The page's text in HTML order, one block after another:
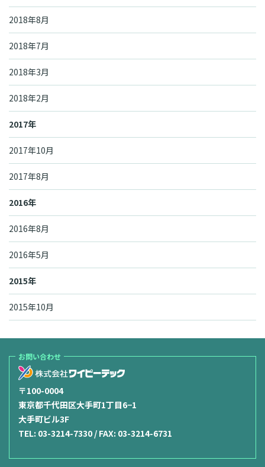
2018年8月
2018年7月
2018年3月
2018年2月
2017年
2017年10月
2017年8月
2016年
2016年8月
2016年5月
2015年
2015年10月
お問い合わせ
〒100-0004
東京都千代田区大手町1丁目6−1
大手町ビル3F
TEL: 03-3214-7330 / FAX: 03-3214-6731